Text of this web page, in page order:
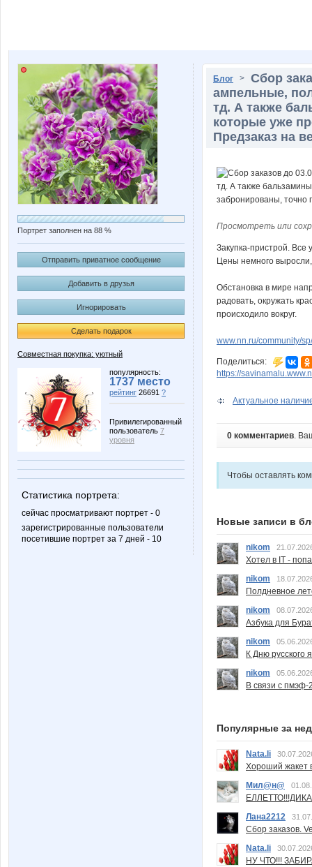
Портрет заполнен на 88 %
Отправить приватное сообщение
Добавить в друзья
Игнорировать
Сделать подарок
Совместная покупка: уютный
популярность:
1737 место
рейтинг 26691 ?
Привилегированный
пользователь 7
уровня
Статистика портрета:
сейчас просматривают портрет - 0
зарегистрированные пользователи
посетившие портрет за 7 дней - 10
Блог > Сбор
ампельные,
тд. А также
которые уже
Предзаказ на
Просмотреть или
Закупка-пристрой. Все
Цены немного
Обстановка в мире
радовать, окружать
происходило вокруг.
www.nn.ru/community/
Поделиться:
https://
Актуальное
0 комментариев.
Чтобы оставлять
Новые записи в
nikom
Хотел в IT -
nikom
Полдневное
nikom
Азбука для
nikom
К Дню русского
nikom
В связи с пмэф-
Популярные за
Nata.li
Хороший жакет
Мил@н@
Лана2212
Сбор заказов.
Nata.li
НУ ЧТО!!!